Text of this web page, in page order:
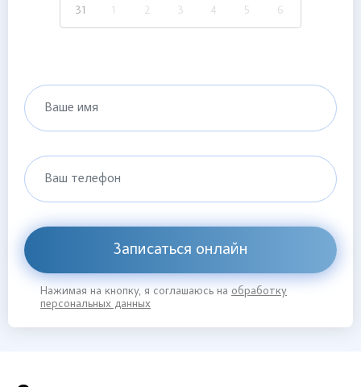
31 1 2 3 4 5 6
Ваше имя
Ваш телефон
Записаться онлайн
Нажимая на кнопку, я соглашаюсь на обработку
персональных данных